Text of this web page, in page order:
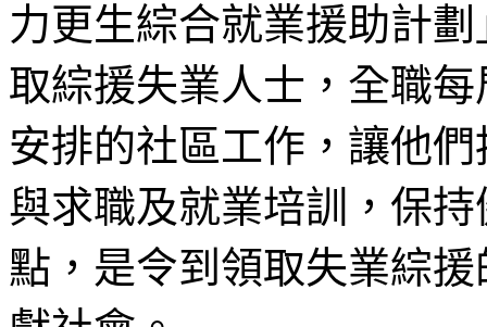
力更生綜合就業援助計
取綜援失業人士，全職
安排的社區工作，讓他
與求職及就業培訓，保
點，是令到領取失業綜